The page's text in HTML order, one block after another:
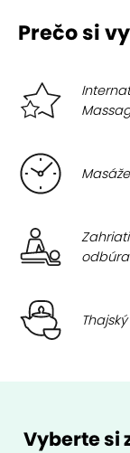
Prečo si
Vyberte si